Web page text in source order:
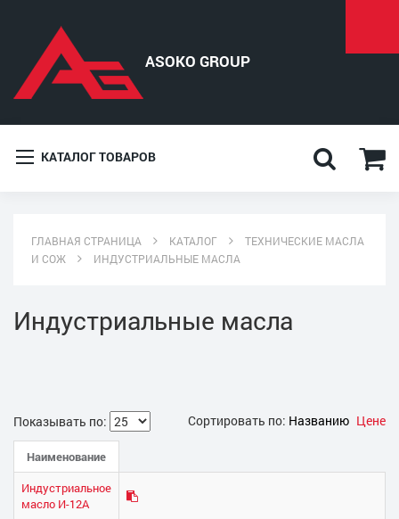
КАТАЛОГ ТОВАРОВ
ГЛАВНАЯ СТРАНИЦА КАТАЛОГ
ТЕХНИЧЕСКИЕ МАСЛА
И СОЖ
ИНДУСТРИАЛЬНЫЕ МАСЛА
Индустриальные масла
Показывать по: Сортировать по: Названию Цене
Наименование
Индустриальное
масло И-12А